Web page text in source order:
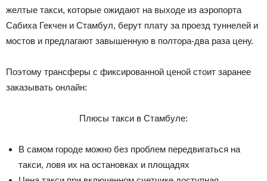
желтые такси, которые ожидают на выходе из аэропорта
Сабиха Гекчен и Стамбул, берут плату за проезд туннелей и
мостов и предлагают завышенную в полтора-два раза цену.
Поэтому трансферы с фиксированной ценой стоит заранее
заказывать онлайн:
Плюсы такси в Стамбуле:
В самом городе можно без проблем передвигаться на
такси, ловя их на остановках и площадях